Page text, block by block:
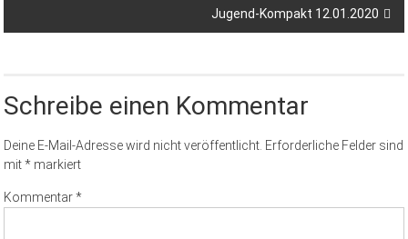
Jugend-Kompakt 12.01.2020
Schreibe einen Kommentar
Deine E-Mail-Adresse wird nicht veröffentlicht. Erforderliche Felder sind
mit* markiert
Kommentar*